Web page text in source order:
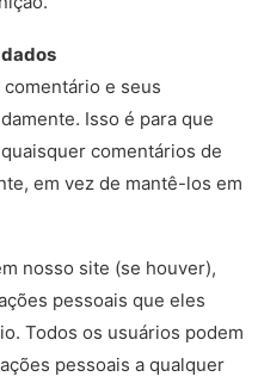
e seus
Isso é para que
comentários de
em vez de mantê-los em
nosso site (se houver),
pessoais que eles
Todos os usuários podem
pessoais a qualquer